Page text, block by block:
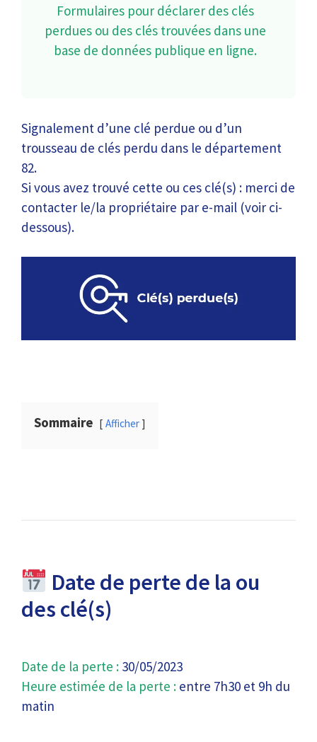
Formulaires pour déclarer des clés
perdues ou des clés trouvées dans une
base de données publique en ligne.
Signalement d’une clé perdue ou d’un
trousseau de clés perdu dans le département
82.
Si vous avez trouvé cette ou ces clé(s) : merci de
contacter le/la propriétaire par e-mail (voir ci-
dessous).
Sommaire Afficher
Date de perte de la ou
des clé(s)
Date de la perte : 30/05/2023
Heure estimée de la perte : entre 7h30 et 9h du
matin